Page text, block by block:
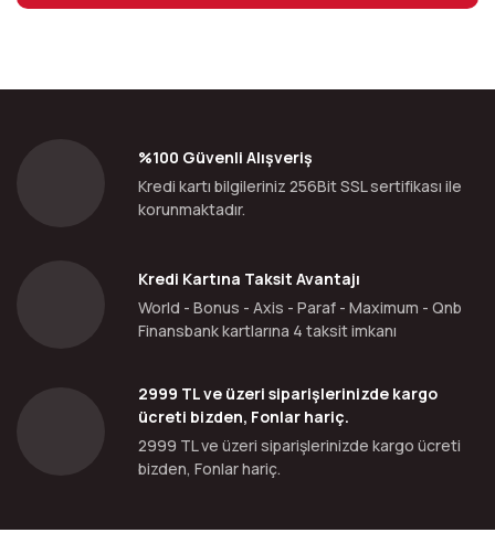
%100 Güvenli Alışveriş
Kredi kartı bilgileriniz 256Bit SSL sertifikası ile
korunmaktadır.
Kredi Kartına Taksit Avantajı
World - Bonus - Axis - Paraf - Maximum - Qnb
Finansbank kartlarına 4 taksit imkanı
2999 TL ve üzeri siparişlerinizde kargo
ücreti bizden, Fonlar hariç.
2999 TL ve üzeri siparişlerinizde kargo ücreti
bizden, Fonlar hariç.